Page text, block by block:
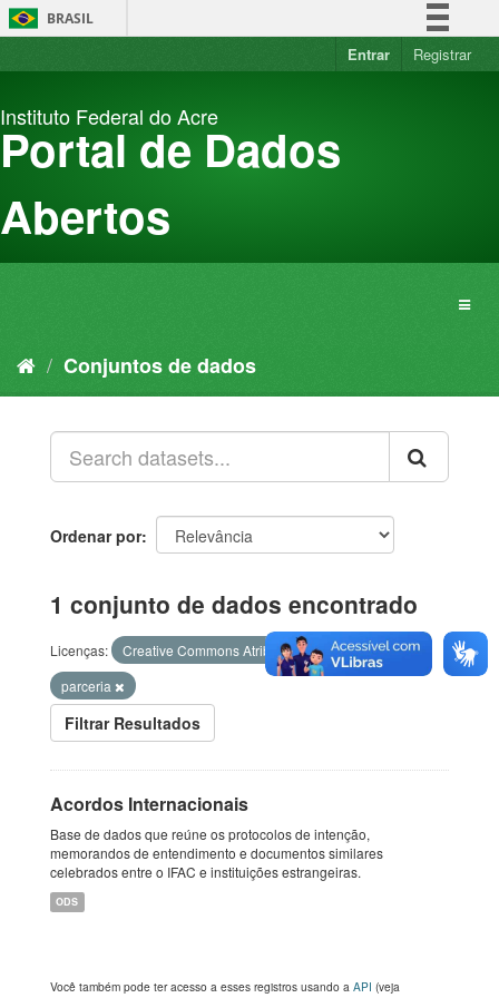
Pular
para
BRASIL
Simplifique!
Acesso à informação
Entrar Registrar
Instituto Federal do Acre
Portal de Dados
Abertos
Conjuntos de dados
Ordenar por
1 conjunto de dados encontrado
Licenças: Creative Commons Atribuição
Etiquetas:
parceria
Filtrar Resultados
Acordos Internacionais
Base de dados que reúne os protocolos de intenção,
memorandos de entendimento e documentos similares
celebrados entre o IFAC e instituições estrangeiras.
ODS
Você também pode ter acesso a esses registros usando a API (veja